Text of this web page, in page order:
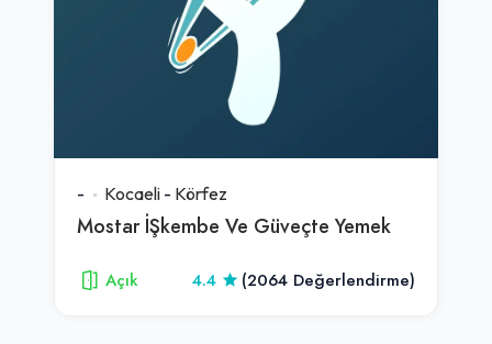
- Kocaeli - Körfez
Mostar İŞkembe Ve Güveçte Yemek
Açık 4.4 (2064 Değerlendirme)